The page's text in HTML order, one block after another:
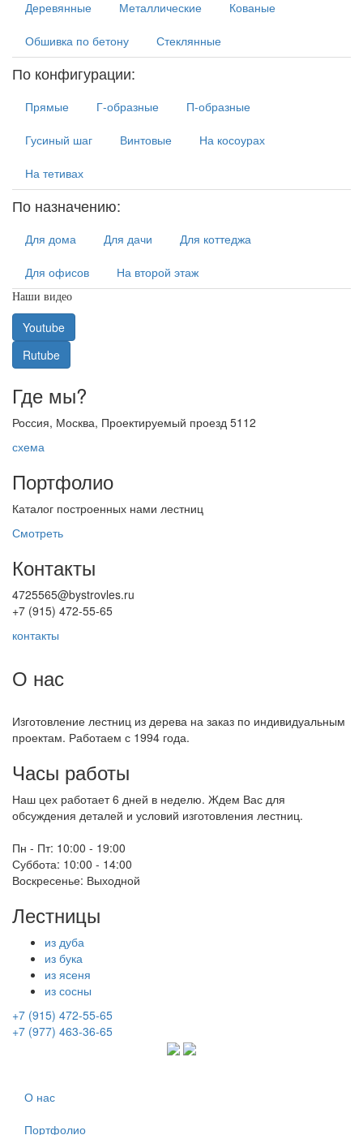
Деревянные Металлические Кованые
Обшивка по бетону Стеклянные
По конфигурации:
Прямые Г-образные П-образные
Гусиный шаг Винтовые На косоурах
На тетивах
По назначению:
Для дома Для дачи Для коттеджа
Для офисов На второй этаж
Наши видео
Youtube
Rutube
Где мы?
Россия, Москва, Проектируемый проезд 5112
схема
Портфолио
Каталог построенных нами лестниц
Смотреть
Контакты
4725565@bystrovles.ru
+7 (915) 472-55-65
контакты
О нас
Изготовление лестниц из дерева на заказ по индивидуальным
проектам. Работаем с 1994 года.
Часы работы
Наш цех работает 6 дней в неделю. Ждем Вас для
обсуждения деталей и условий изготовления лестниц.
Пн - Пт: 10:00 - 19:00
Суббота: 10:00 - 14:00
Воскресенье: Выходной
Лестницы
из дуба
из бука
из ясеня
из сосны
+7 (915) 472-55-65
+7 (977) 463-36-65
О нас
Портфолио